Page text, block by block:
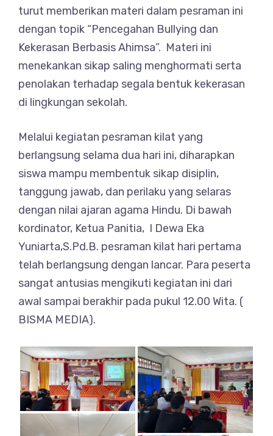
turut memberikan materi dalam pesraman ini
dengan topik “Pencegahan Bullying dan
Kekerasan Berbasis Ahimsa”. Materi ini
menekankan sikap saling menghormati serta
penolakan terhadap segala bentuk kekerasan
di lingkungan sekolah.
Melalui kegiatan pesraman kilat yang
berlangsung selama dua hari ini, diharapkan
siswa mampu membentuk sikap disiplin,
tanggung jawab, dan perilaku yang selaras
dengan nilai ajaran agama Hindu. Di bawah
kordinator, Ketua Panitia, I Dewa Eka
Yuniarta,S.Pd.B. pesraman kilat hari pertama
telah berlangsung dengan lancar. Para peserta
sangat antusias mengikuti kegiatan ini dari
awal sampai berakhir pada pukul 12.00 Wita. (
BISMA MEDIA).